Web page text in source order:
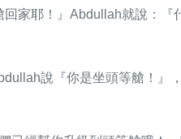
家耶！』Abdullah就說：『
說『你是坐頭等艙！』